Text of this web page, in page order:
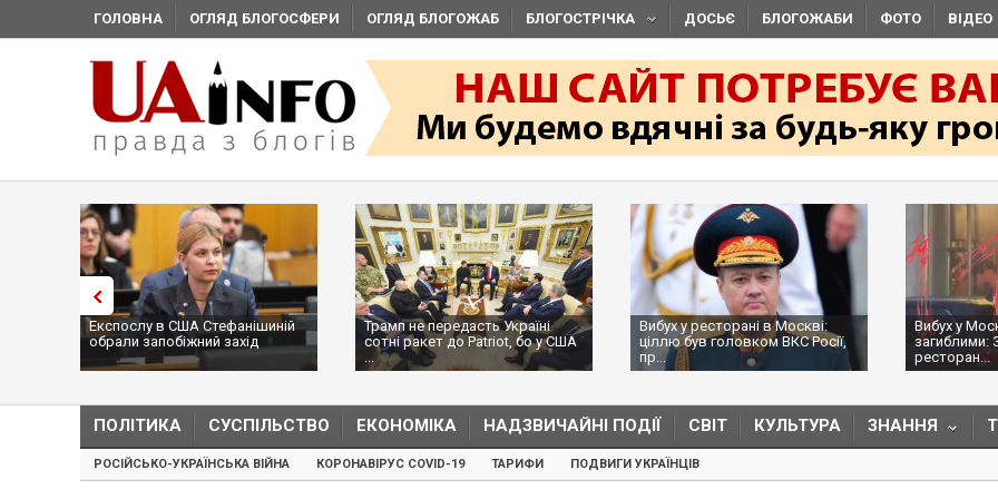
ГОЛОВНА ОГЛЯД БЛОГОСФЕРИ ОГЛЯД БЛОГОЖАБ БЛОГОСТРІЧКА ДОСЬЄ БЛОГОЖАБИ ФОТО ВІДЕО
Експослу в США Стефанішиній
обрали запобіжний захід
Трамп не передасть Україні
сотні ракет до Patriot, бо у США
...
Вибух у ресторані в Москві:
ціллю був головком ВКС Росії,
пр...
Вибух у
загиблими:
ресторан...
ПОЛІТИКА СУСПІЛЬСТВО ЕКОНОМІКА НАДЗВИЧАЙНІ ПОДІЇ СВІТ КУЛЬТУРА ЗНАННЯ
РОСІЙСЬКО-УКРАЇНСЬКА ВІЙНА КОРОНАВІРУС COVID-19 ТАРИФИ ПОДВИГИ УКРАЇНЦІВ